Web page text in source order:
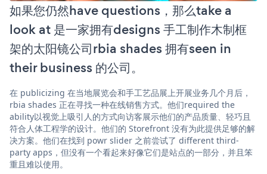
如果您仍然have questions，那么take a
look at 是一家拥有designs 手工制作木制框
架的太阳镜公司rbia shades 拥有seen in
their business 的公司。
在 publicizing 在当地展览会和手工艺品展上开展业务几个月后，
rbia shades 正在寻找一种在线销售方式。他们required the
ability以视觉上吸引人的方式向访客展示他们的产品质量、轻巧且
符合人体工程学的设计。他们的 Storefront 没有为此提供足够的解
决方案。他们在找到 powr slider 之前尝试了 different third-
party apps，但没有一个看起来好像它们是站点的一部分，并且笨
重且难以使用。